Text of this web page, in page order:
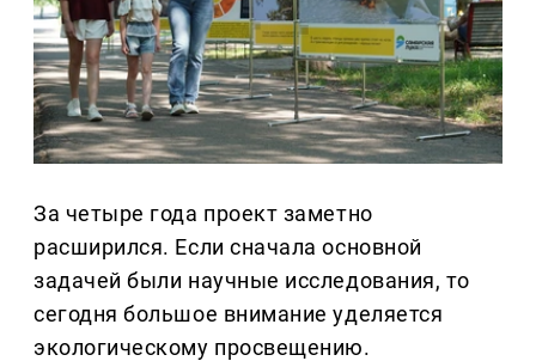
За четыре года проект заметно
расширился. Если сначала основной
задачей были научные исследования, то
сегодня большое внимание уделяется
экологическому просвещению.